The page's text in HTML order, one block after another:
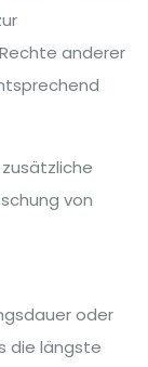
anderer
von
oder
die längste